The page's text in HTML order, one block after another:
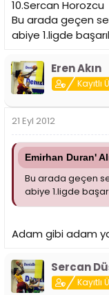
10.Sercan Horozcu
Bu arada geçen
abiye 1.ligde
Eren Akın
Kayıtlı
21 Eyl 2012
Emirhan Duran'
Bu arada geçen
abiye 1.ligde
Adam gibi adam
Sercan
Kayıtlı